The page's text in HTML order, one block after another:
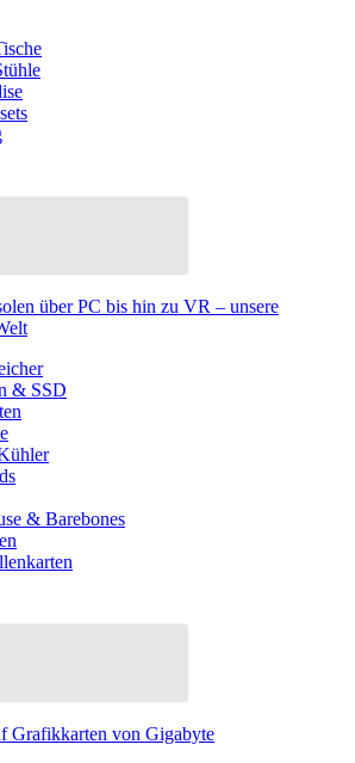
über PC bis hin zu VR – unsere
& SSD
& Barebones
Grafikkarten von Gigabyte